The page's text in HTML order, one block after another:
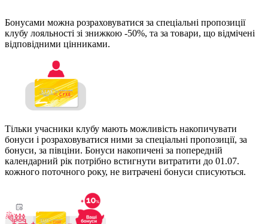
Бонусами можна розраховуватися за спеціальні пропозиції
клубу лояльності зі знижкою -50%, та за товари, що відмічені
відповідними цінниками.
Тільки учасники клубу мають можливість накопичувати
бонуси і розраховуватися ними за спеціальні пропозиції, за
бонуси, за півціни. Бонуси накопичені за попередній
календарний рік потрібно встигнути витратити до 01.07.
кожного поточного року, не витрачені бонуси списуються.